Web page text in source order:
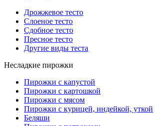
Дрожжевое тесто
Слоеное тесто
Сдобное тесто
Пресное тесто
Другие виды теста
Несладкие пирожки
Пирожки с капустой
Пирожки с картошкой
Пирожки с мясом
Пирожки с курицей, индейкой, уткой
Беляши